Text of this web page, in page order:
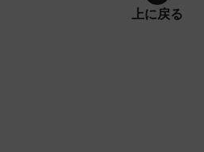
上に戻る